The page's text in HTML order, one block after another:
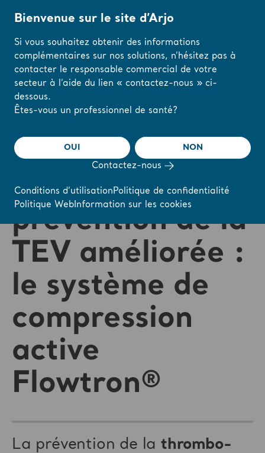
Modifiez votre
langue ici
J'AI COMPRIS
Accueil / ... / Arjo Blog / Cinq avantages clés de notre solution de
Cinq avantages
clés de notre
solution de
prévention de la
TEV améliorée :
le système de
compression
active
Flowtron®
La prévention de la thrombo-
Bienvenue sur le site d’Arjo
Si vous souhaitez obtenir des informations
complémentaires sur nos solutions, n’hésitez pas à
contacter le responsable commercial de votre
secteur à l’aide du lien « contactez-nous » ci-
dessous.
Êtes-vous un professionnel de santé?
OUI NON
Contactez-nous
Conditions d’utilisationPolitique de confidentialité
Politique WebInformation sur les cookies